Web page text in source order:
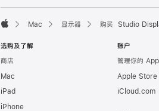
Mac 显示器 购买 Studio
选购及了解
商店
Mac
iPad
iPhone
账户
管理你的
Apple Store
iCloud.com